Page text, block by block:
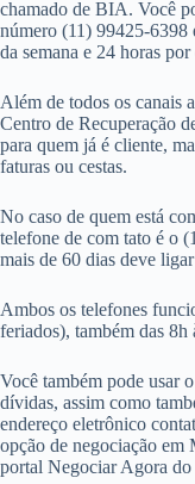
chamado de BIA. Você
número (11) 99425-6398
da semana e 24 horas por
Além de todos os canais
Centro de Recuperação
para quem já é cliente,
faturas ou cestas.
No caso de quem está
telefone de com tato é o
mais de 60 dias deve
Ambos os telefones
feriados), também das 8h
Você também pode usar
dívidas, assim como
endereço eletrônico
opção de negociação em
portal Negociar Agora